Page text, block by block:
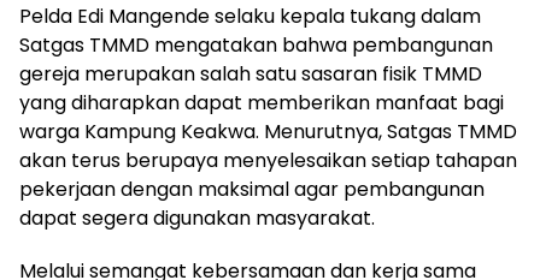
Pelda Edi Mangende selaku kepala tukang dalam
Satgas TMMD mengatakan bahwa pembangunan
gereja merupakan salah satu sasaran fisik TMMD
yang diharapkan dapat memberikan manfaat bagi
warga Kampung Keakwa. Menurutnya, Satgas TMMD
akan terus berupaya menyelesaikan setiap tahapan
pekerjaan dengan maksimal agar pembangunan
dapat segera digunakan masyarakat.
Melalui semangat kebersamaan dan kerja sama